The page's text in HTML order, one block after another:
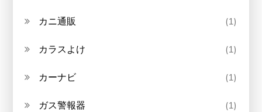
カニ通販 (1)
カラスよけ (1)
カーナビ (1)
ガス警報器 (1)